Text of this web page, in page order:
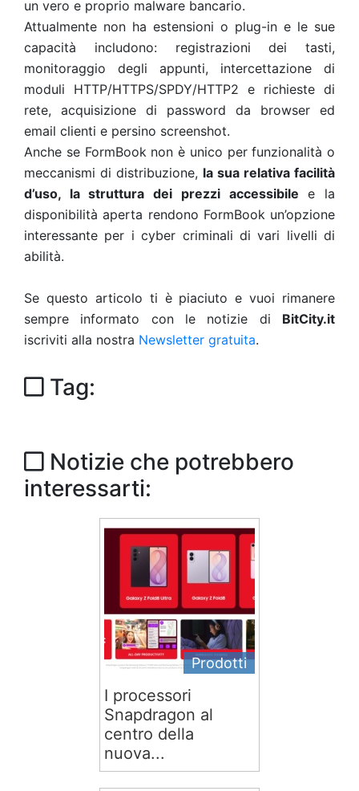
un vero e proprio malware bancario.
Attualmente non ha estensioni o plug-in e le sue
capacità includono: registrazioni dei tasti,
monitoraggio degli appunti, intercettazione di
moduli HTTP/HTTPS/SPDY/HTTP2 e richieste di
rete, acquisizione di password da browser ed
email clienti e persino screenshot.
Anche se FormBook non è unico per funzionalità o
meccanismi di distribuzione, la sua relativa facilità
d’uso, la struttura dei prezzi accessibile e la
disponibilità aperta rendono FormBook un’opzione
interessante per i cyber criminali di vari livelli di
abilità.
Se questo articolo ti è piaciuto e vuoi rimanere
sempre informato con le notizie di BitCity.it
iscriviti alla nostra Newsletter gratuita.
Tag:
Notizie che potrebbero
interessarti:
Prodotti
I processori
Snapdragon al
centro della
nuova...